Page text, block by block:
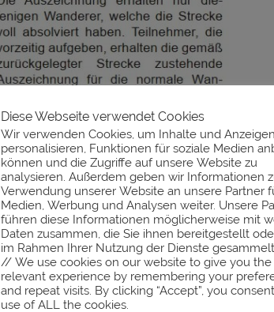
Diese Webseite verwendet Cookies
Wir verwenden Cookies, um Inhalte und
personalisieren, Funktionen für soziale Medien
können und die Zugriffe auf unsere Website zu
analysieren. Außerdem geben wir Informationen
Verwendung unserer Website an unsere Partner
Medien, Werbung und Analysen weiter. Unsere
führen diese Informationen möglicherweise mit
Daten zusammen, die Sie ihnen bereitgestellt
im Rahmen Ihrer Nutzung der Dienste gesammelt
// We use cookies on our website to give you
relevant experience by remembering your
and repeat visits. By clicking “Accept”, you
use of ALL the cookies.